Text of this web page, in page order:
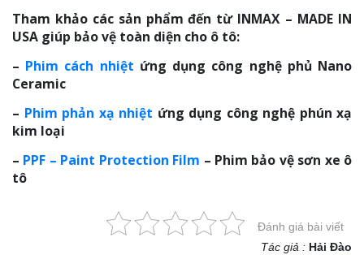
Tham khảo các sản phẩm đến từ INMAX – MADE IN
USA giúp bảo vệ toàn diện cho ô tô:
– Phim cách nhiệt ứng dụng công nghệ phủ Nano
Ceramic
– Phim phản xạ nhiệt ứng dụng công nghệ phún xạ
kim loại
– PPF – Paint Protection Film – Phim bảo vệ sơn xe ô
tô
Đánh giá bài viết
Tác giả : Hải Đào